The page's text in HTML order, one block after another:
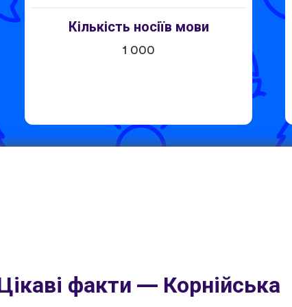
Кількість носіїв мови
1 000
Цікаві факти — Корнійська